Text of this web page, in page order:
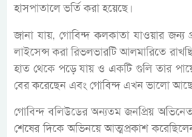
হাসপাতালে ভর্তি করা হয়েছে।
জানা যায়, গোবিন্দ কলকাতা যাওয়ার জন্য
লাইসেন্স করা রিভলভারটি আলমারিতে
হাত থেকে পড়ে যায় ও একটি গুলি তার
বের করেছেন এবং গোবিন্দ এখন ভালো
গোবিন্দ বলিউডের অন্যতম জনপ্রিয়
শেষের দিকে অভিনয়ে আত্মপ্রকাশ